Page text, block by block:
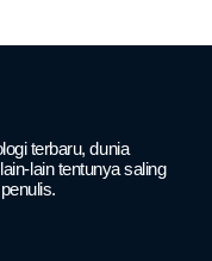
terbaru, dunia
lain tentunya saling